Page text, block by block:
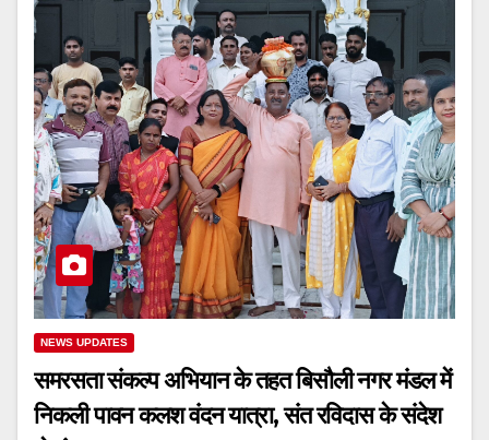
NEWS UPDATES
समरसता संकल्प अभियान के तहत बिसौली नगर मंडल में
निकली पावन कलश वंदन यात्रा, संत रविदास के संदेश